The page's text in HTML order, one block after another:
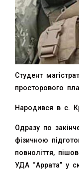
Студент
просторового
Народився в с.
Одразу по
фізичною
повноліття,
УДА “Аррата” у